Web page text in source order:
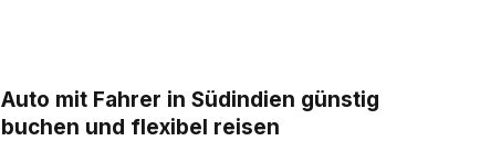
Auto mit Fahrer in Südindien günstig
buchen und flexibel reisen